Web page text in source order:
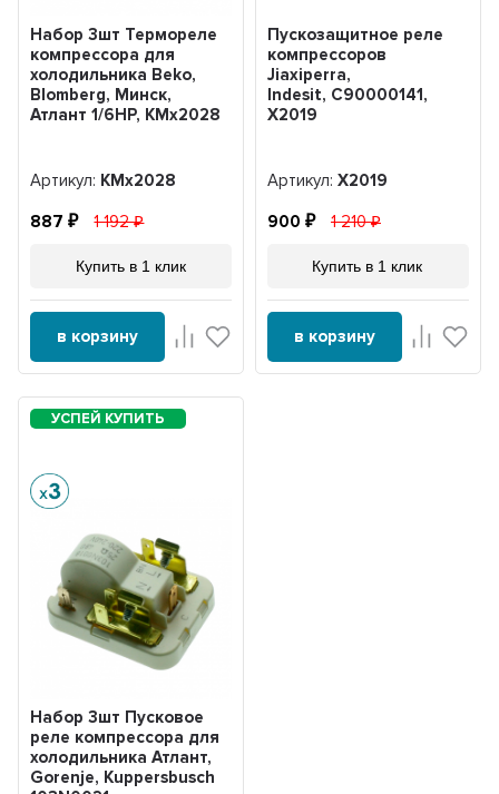
Набор 3шт Термореле
компрессора для
холодильника Beko,
Blomberg, Минск,
Атлант 1/6HP, KMx2028
Артикул: KMx2028
887 1 192
Купить в 1 клик
в корзину
Пускозащитное реле
компрессоров
Jiaxiperra,
Indesit, C90000141,
X2019
Артикул: X2019
900 1 210
Купить в 1 клик
в корзину
Набор 3шт Пусковое
реле компрессора для
холодильника Атлант,
Gorenje, Kuppersbusch